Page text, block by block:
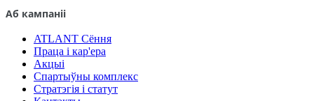
Аб кампаніі
ATLANT Сёння
Праца і кар'ера
Акцыі
Спартыўны комплекс
Стратэгія і статут